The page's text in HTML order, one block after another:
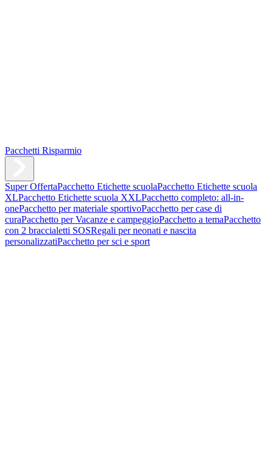
Pacchetti Risparmio
Super OffertaPacchetto Etichette scuolaPacchetto Etichette scuola
XLPacchetto Etichette scuola XXLPacchetto completo: all-in-
onePacchetto per materiale sportivoPacchetto per case di
curaPacchetto per Vacanze e campeggioPacchetto a temaPacchetto
con 2 braccialetti SOSRegali per neonati e nascita
personalizzatiPacchetto per sci e sport